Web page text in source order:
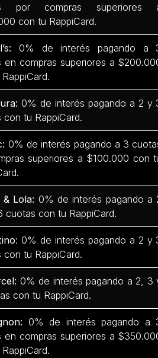
por compras superiores
con tu RappiCard.
0% de interés pagando a
en compras superiores a
0% de interés pagando a 2 y
con tu RappiCard.
0% de interés pagando a 3
superiores a $100.000 con
& Lola: 0% de interés pagando a
cuotas con tu RappiCard.
: 0% de interés pagando a 2 y
con tu RappiCard.
0% de interés pagando a 2, 3
con tu RappiCard.
0% de interés pagando a
en compras superiores a